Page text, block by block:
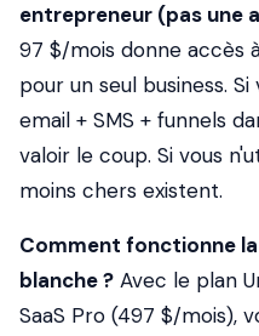
entrepreneur (pas une
97 $/mois donne accès
pour un seul business.
email + SMS + funnels
valoir le coup. Si vous
moins chers existent.
Comment fonctionne
blanche ? Avec le plan
SaaS Pro (497 $/mois),